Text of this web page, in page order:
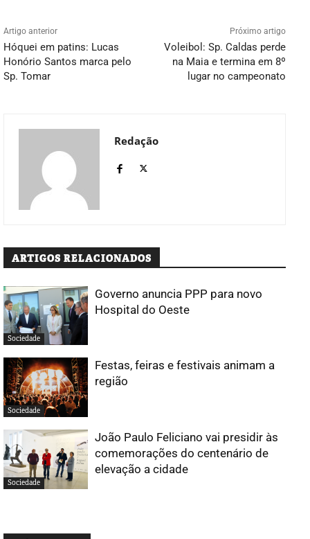
Artigo anterior
Hóquei em patins: Lucas
Honório Santos marca pelo
Sp. Tomar
Próximo artigo
Voleibol: Sp. Caldas perde
na Maia e termina em 8º
lugar no campeonato
Redação
ARTIGOS RELACIONADOS
Sociedade
Governo anuncia PPP para novo
Hospital do Oeste
Sociedade
Festas, feiras e festivais animam a
região
Sociedade
João Paulo Feliciano vai presidir às
comemorações do centenário de
elevação a cidade